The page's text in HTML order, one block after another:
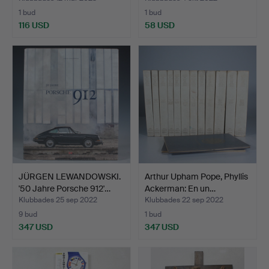
1 bud
116 USD
1 bud
58 USD
JÜRGEN LEWANDOWSKI.
'50 Jahre Porsche 912'…
Klubbades 25 sep 2022
9 bud
347 USD
Arthur Upham Pope, Phyllis
Ackerman: En un…
Klubbades 22 sep 2022
1 bud
347 USD